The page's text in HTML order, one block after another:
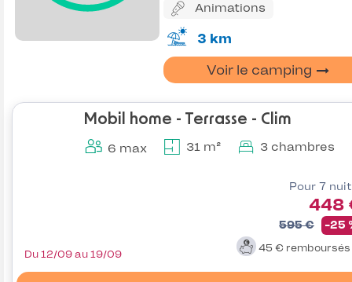
Animations
3 km
Voir le camping
Mobil home - Terrasse - Clim
6 max 31 m² 3 chambres
Pour 7
448
595 € -25
45 € remboursés
Du 12/09 au 19/09